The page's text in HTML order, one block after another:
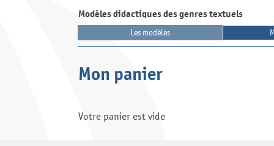
Modèles didactiques des genres textuels
Les modèles
Mon panier
Votre panier est vide